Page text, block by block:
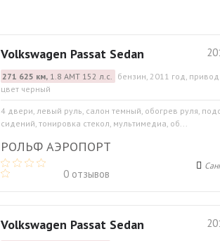
Volkswagen Passat Sedan
271 625 км,1.8 АМТ 152 л.с. бензин, 2011 год,
цвет черный
4 двери, левый руль, салон темный, обогрев руля,
сидений, тонировка стекол, мультимедиа, об...
РОЛЬФ АЭРОПОРТ
0 отзывов
Volkswagen Passat Sedan